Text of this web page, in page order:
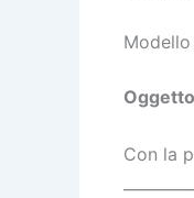
Con la